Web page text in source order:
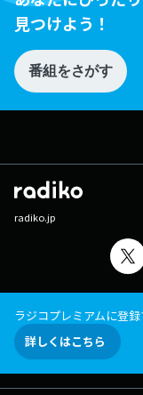
見つけよう！
番組をさがす
radiko.jp
ラジコプレミアムに登
詳しくはこちら